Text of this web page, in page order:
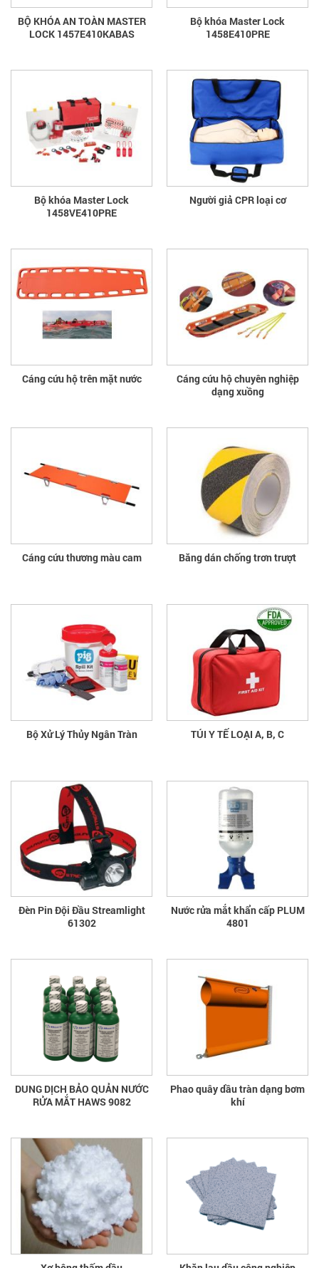
BỘ KHÓA AN TOÀN MASTER
LOCK 1457E410KABAS
Bộ khóa Master Lock
1458E410PRE
Bộ khóa Master Lock
1458VE410PRE
Người giả CPR loại cơ
Cáng cứu hộ trên mặt nước
Cáng cứu hộ chuyên nghiệp
dạng xuồng
Cáng cứu thương màu cam Băng dán chống trơn trượt
Bộ Xử Lý Thủy Ngân Tràn TÚI Y TẾ LOẠI A, B, C
Đèn Pin Đội Đầu Streamlight
61302
Nước rửa mắt khẩn cấp PLUM
4801
DUNG DỊCH BẢO QUẢN NƯỚC
RỬA MẮT HAWS 9082
Phao quây dầu tràn dạng bơm
khí